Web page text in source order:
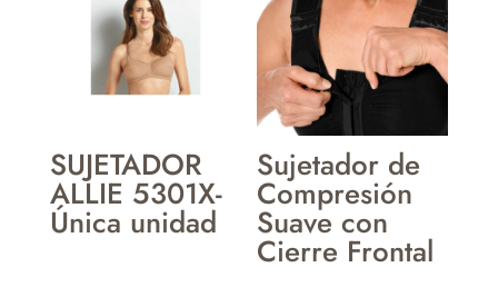
SUJETADOR
ALLIE 5301X-
Única unidad
Sujetador de
Compresión
Suave con
Cierre Frontal